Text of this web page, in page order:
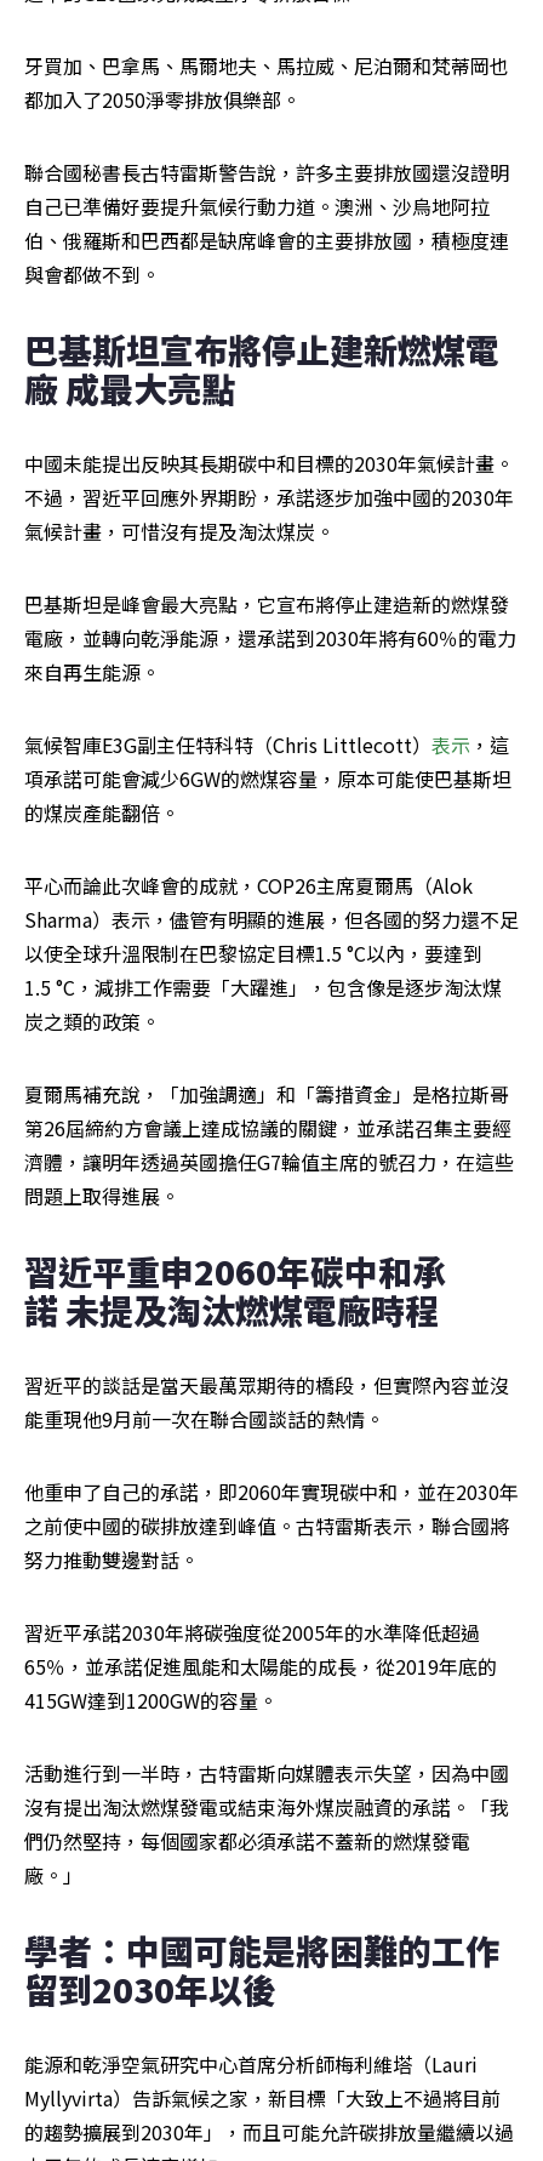
牙買加、巴拿馬、馬爾地夫、馬拉威、尼泊爾和梵蒂岡也
都加入了2050淨零排放俱樂部。
聯合國秘書長古特雷斯警告說，許多主要排放國還沒證明
自己已準備好要提升氣候行動力道。澳洲、沙烏地阿拉
伯、俄羅斯和巴西都是缺席峰會的主要排放國，積極度連
與會都做不到。
巴基斯坦宣布將停止建新燃煤電
廠 成最大亮點
中國未能提出反映其長期碳中和目標的2030年氣候計畫。
不過，習近平回應外界期盼，承諾逐步加強中國的2030年
氣候計畫，可惜沒有提及淘汰煤炭。
巴基斯坦是峰會最大亮點，它宣布將停止建造新的燃煤發
電廠，並轉向乾淨能源，還承諾到2030年將有60％的電力
來自再生能源。
氣候智庫E3G副主任特科特（Chris Littlecott） 表示 ，這
項承諾可能會減少6GW的燃煤容量，原本可能使巴基斯坦
的煤炭產能翻倍。
平心而論此次峰會的成就，COP26主席夏爾馬（Alok
Sharma）表示，儘管有明顯的進展，但各國的努力還不足
以使全球升溫限制在巴黎協定目標1.5 °C以內，要達到
1.5 °C，減排工作需要「大躍進」，包含像是逐步淘汰煤
炭之類的政策。
夏爾馬補充說，「加強調適」和「籌措資金」是格拉斯哥
第26屆締約方會議上達成協議的關鍵，並承諾召集主要經
濟體，讓明年透過英國擔任G7輪值主席的號召力，在這些
問題上取得進展。
習近平重申2060年碳中和承
諾 未提及淘汰燃煤電廠時程
習近平的談話是當天最萬眾期待的橋段，但實際內容並沒
能重現他9月前一次在聯合國談話的熱情。
他重申了自己的承諾，即2060年實現碳中和，並在2030年
之前使中國的碳排放達到峰值。古特雷斯表示，聯合國將
努力推動雙邊對話。
習近平承諾2030年將碳強度從2005年的水準降低超過
65％，並承諾促進風能和太陽能的成長，從2019年底的
415GW達到1200GW的容量。
活動進行到一半時，古特雷斯向媒體表示失望，因為中國
沒有提出淘汰燃煤發電或結束海外煤炭融資的承諾。「我
們仍然堅持，每個國家都必須承諾不蓋新的燃煤發電
廠。」
學者：中國可能是將困難的工作
留到2030年以後
能源和乾淨空氣研究中心首席分析師梅利維塔（Lauri
Myllyvirta）告訴氣候之家，新目標「大致上不過將目前
的趨勢擴展到2030年」，而且可能允許碳排放量繼續以過